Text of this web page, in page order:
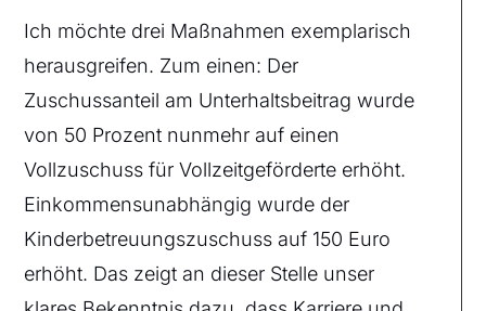
Ich möchte drei Maßnahmen exemplarisch
herausgreifen. Zum einen: Der
Zuschussanteil am Unterhaltsbeitrag wurde
von 50 Prozent nunmehr auf einen
Vollzuschuss für Vollzeitgeförderte erhöht.
Einkommensunabhängig wurde der
Kinderbetreuungszuschuss auf 150 Euro
erhöht. Das zeigt an dieser Stelle unser